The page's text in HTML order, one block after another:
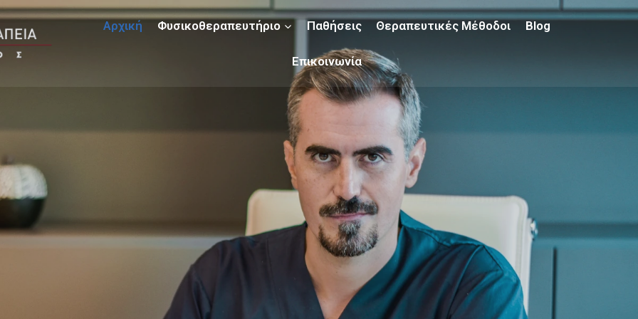
Αρχική Φυσικοθεραπευτήριο Παθήσεις Θεραπευτικές Μέθοδοι Blog
Επικοινωνία